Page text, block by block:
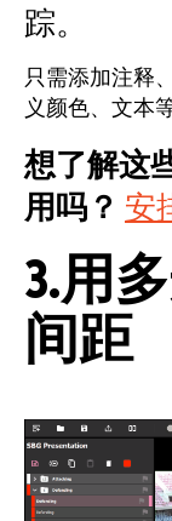
踪。
只需添加注释
义颜色、文本
想了解这
用吗？ 安
3.用
间距